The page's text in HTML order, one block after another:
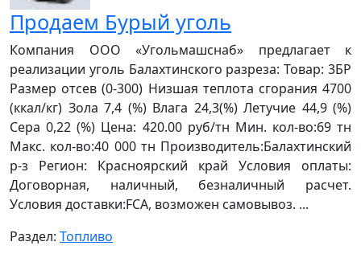
Продаем Бурый уголь
Компания ООО «Угольмашснаб» предлагает к
реализации уголь Балахтинского разреза: Товар: 3БР
Размер отсев (0-300) Низшая теплота сгорания 4700
(ккал/кг) Зола 7,4 (%) Влага 24,3(%) Летучие 44,9 (%)
Сера 0,22 (%) Цена: 420.00 руб/тн Мин. кол-во:69 тн
Макс. кол-во:40 000 тн Производитель:Балахтинский
р-з Регион: Красноярский край Условия оплаты:
Договорная, наличный, безналичный расчет.
Условия доставки:FCA, возможен самовывоз. ...
Раздел: Топливо